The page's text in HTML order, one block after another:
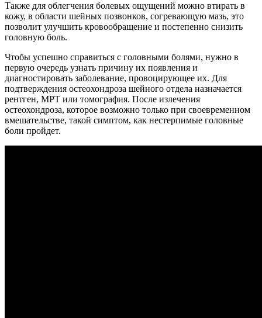
Также для облегчения болевых ощущений можно втирать в
кожу, в области шейных позвонков, согревающую мазь, это
позволит улучшить кровообращение и постепенно снизить
головную боль.
Чтобы успешно справиться с головными болями, нужно в
первую очередь узнать причину их появления и
диагностировать заболевание, провоцирующее их. Для
подтверждения остеохондроза шейного отдела назначается
рентген, МРТ или томография. После излечения
остеохондроза, которое возможно только при своевременном
вмешательстве, такой симптом, как нестерпимые головные
боли пройдет.